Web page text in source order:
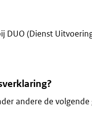
DUO (Dienst
andere de volgende